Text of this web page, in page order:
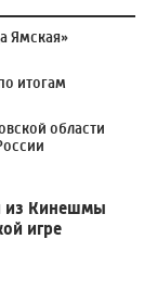
Ямская»
итогам
области
из Кинешмы
игре